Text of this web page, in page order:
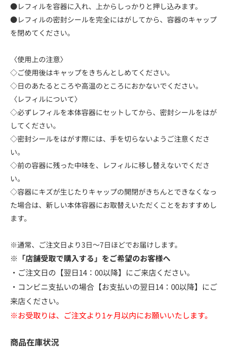
●レフィルを容器に入れ、上からしっかりと押し込みます。
●レフィルの密封シールを完全にはがしてから、容器のキャップ
を閉めてください。
〈使用上の注意〉
◇ご使用後はキャップをきちんとしめてください。
◇日のあたるところや高温のところにおかないでください。
〈レフィルについて〉
◇必ずレフィルを本体容器にセットしてから、密封シールをはが
してください。
◇密封シールをはがす際には、手を切らないようご注意くださ
い。
◇前の容器に残った中味を、レフィルに移し替えないでくださ
い。
◇容器にキズが生じたりキャップの開閉がきちんとできなくなっ
た場合は、新しい本体容器にお取替えいただくことをおすすめし
ます。
※通常、ご注文日より3日～7日ほどでお届けします。
※「店舗受取で購入する」をご希望のお客様へ
・ご注文日の【翌日14：00以降】にご来店ください。
・コンビニ支払いの場合【お支払いの翌日14：00以降】にご
来店ください。
※お受取りは、ご注文より1ヶ月以内にお願いいたします。
商品在庫状況